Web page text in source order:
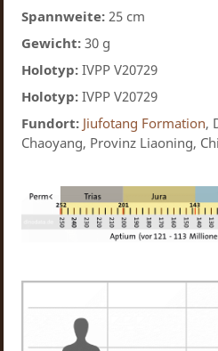
Spannweite:25 cm
Gewicht: 30 g
Holotyp: IVPP V20729
Holotyp: IVPP V20729
Fundort: Jiufotang Formation,
Chaoyang, Provinz Liaoning,